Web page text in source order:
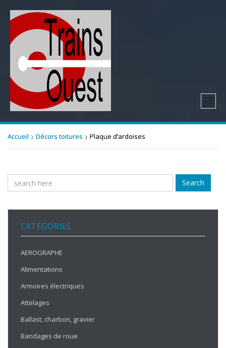
Accueil Décors toitures Plaque d’ardoises
Search
CATÉGORIES
AEROGRAPHE
Alimentations
Armoires électriques
Attelages
Ballast, charbon, gravier
Bandages de roue